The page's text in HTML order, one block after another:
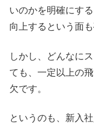
いのかを明確にす
向上するという面
しかし、どんなに
ても、一定以上の
欠です。
というのも、新入